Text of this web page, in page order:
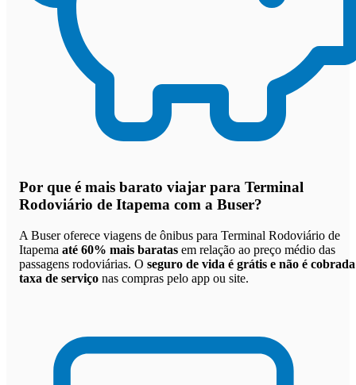
Por que é mais barato viajar para Terminal
Rodoviário de Itapema com a Buser?
A Buser oferece viagens de ônibus para Terminal Rodoviário de
Itapema até 60% mais baratas em relação ao preço médio das
passagens rodoviárias. O seguro de vida é grátis e não é cobrada
taxa de serviço nas compras pelo app ou site.